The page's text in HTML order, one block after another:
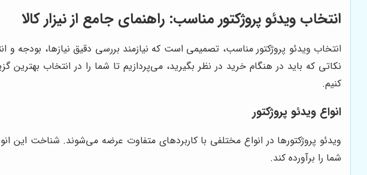
انتخاب ویدئو پروژکتور مناسب: راهنمای جامع ازنیزار کالا
انتخاب ویدئو پروژکتور مناسب، تصمیمی است که نیازمند بررسی دقیق نیازها، بودجه و
نکاتی که باید در هنگام خرید در نظر بگیرید، می‌پردازیم تا شما را در انتخاب بهترین
کنیم.
انواع ویدئو پروژکتور
ویدئو پروژکتورها در انواع مختلفی با کاربردهای متفاوت عرضه می‌شوند. شناخت این
شما را برآورده کند.